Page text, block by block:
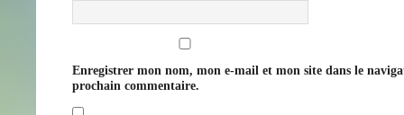
Enregistrer mon nom, mon e-mail et mon site dans le
prochain commentaire.